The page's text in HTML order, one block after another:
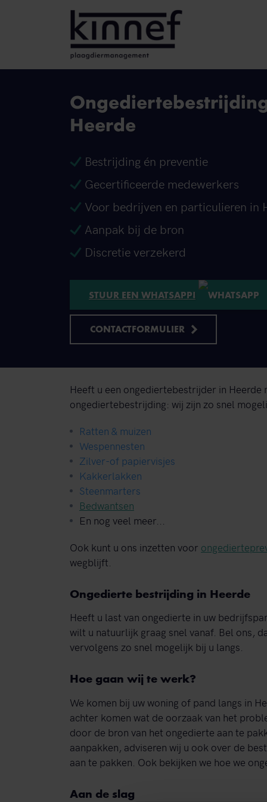
Heerde
Bestrijding én preventie
Gecertificeerde medewerkers
Voor bedrijven en particulieren in
Aanpak bij de bron
Discretie verzekerd
STUUR EEN WHATSAPP!
CONTACTFORMULIER
Heeft u een ongediertebestrijder in
ongediertebestrijding: wij zijn zo snel
Ratten & muizen
Wespennesten
Zilver-of papiervisjes
Kakkerlakken
Steenmarters
Bedwantsen
En nog veel meer...
Ook kunt u ons inzetten voor
wegblijft.
Ongedierte bestrijding in Heerde
Heeft u last van ongedierte in uw
wilt u natuurlijk graag snel vanaf. Bel ons,
vervolgens zo snel mogelijk bij u langs.
Hoe gaan wij te werk?
We komen bij uw woning of pand langs in
achter komen wat de oorzaak van het
door de bron van het ongedierte aan te
aanpakken, adviseren wij u ook over de
aan te pakken. Ook bekijken we hoe we
Aan de slag